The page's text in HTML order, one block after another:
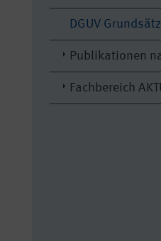
DGUV
Publikationen
Fachbereich